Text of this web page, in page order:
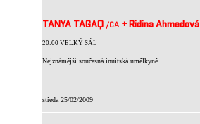
TANYA TAGAQ /CA +Ridina Ahmedová
20:00 VELKÝ SÁL
Nejznámější současná inuitská umělkyně.
středa 25/02/2009